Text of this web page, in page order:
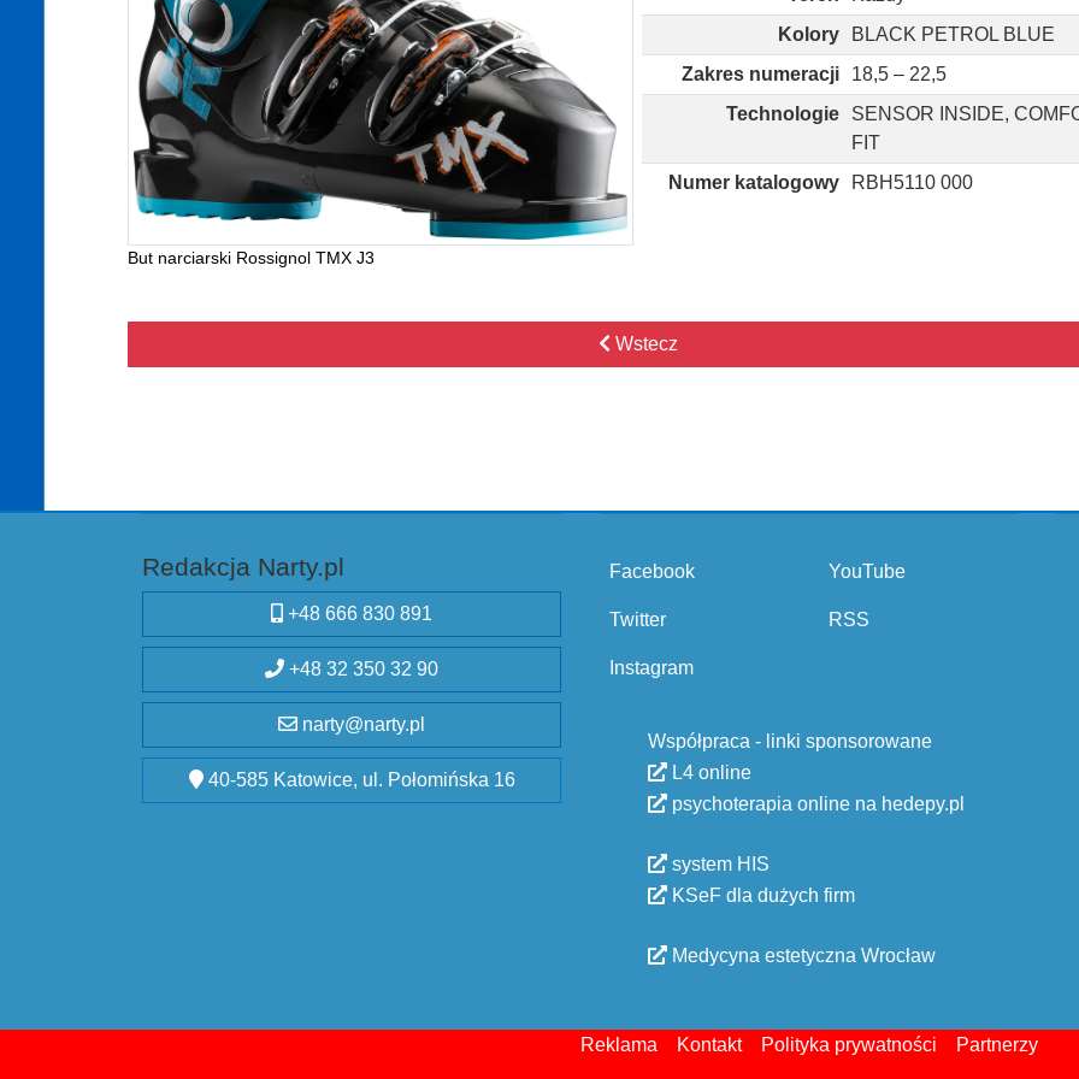
But narciarski Rossignol TMX J3
Kolory
BLACK PETROL BLUE
Zakres numeracji
18,5 – 22,5
Technologie
SENSOR INSIDE,
FIT
Numer katalogowy
RBH5110 000
Wstecz
Redakcja Narty.pl
+48 666 830 891
+48 32 350 32 90
narty@narty.pl
40-585 Katowice, ul. Połomińska 16
Facebook
Twitter
Instagram
YouTube
RSS
Współpraca - linki sponsorowane
L4 online
psychoterapia online na hedepy.pl
system HIS
KSeF dla dużych firm
Medycyna estetyczna Wrocław
Reklama Kontakt Polityka prywatności Partnerzy